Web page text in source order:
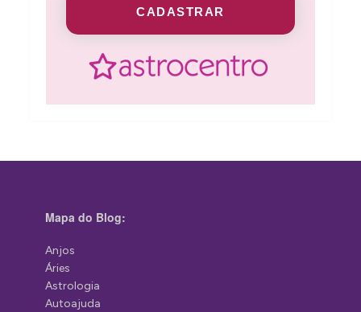
CADASTRAR
Mapa do Blog:
Anjos
Áries
Astrologia
Autoajuda